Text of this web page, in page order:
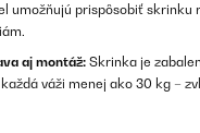
umožňujú prispôsobiť skrinku
aj montáž:Skrinka je
váži menej ako 30 kg –